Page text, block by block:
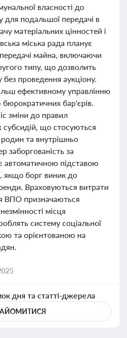
власності до
для подальшої передачі в
матеріальних цінностей і
міська рада планує
майна, включаючи
типу, що дозволить
без проведення аукціону.
ефективному управлінню
бар'єрів.
зміни до правил
що стосуються
та внутрішньо
заборгованість за
автоматичною підставою
якщо борг виник до
Враховуються витрати
ВПО призначаються
місця
систему соціальної
та орієнтованою на
дня та статті-джерела